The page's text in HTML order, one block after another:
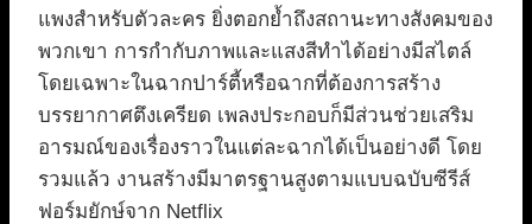
แพงสำหรับตัวละคร ยิ่งตอกย้ำถึงสถานะทางสังคมของ
พวกเขา การกำกับภาพและแสงสีทำได้อย่างมีสไตล์
โดยเฉพาะในฉากปาร์ตี้หรือฉากที่ต้องการสร้าง
บรรยากาศตึงเครียด เพลงประกอบก็มีส่วนช่วยเสริม
อารมณ์ของเรื่องราวในแต่ละฉากได้เป็นอย่างดี โดย
รวมแล้ว งานสร้างมีมาตรฐานสูงตามแบบฉบับซีรีส์
ฟอร์มยักษ์จาก Netflix